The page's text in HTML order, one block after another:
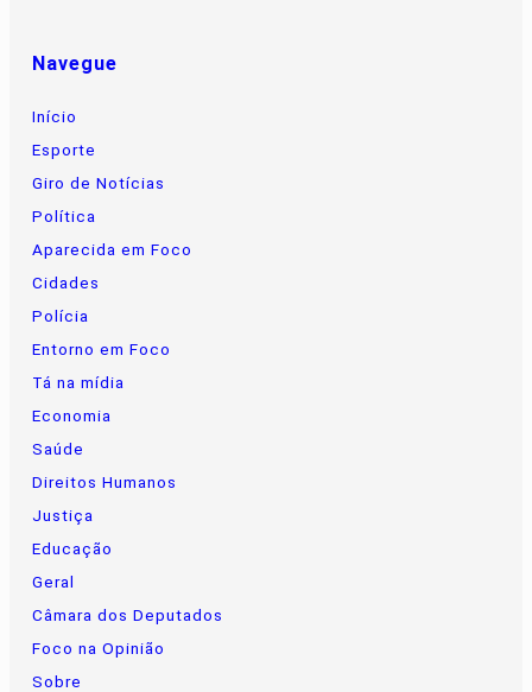
Navegue
Início
Esporte
Giro de Notícias
Política
Aparecida em Foco
Cidades
Polícia
Entorno em Foco
Tá na mídia
Economia
Saúde
Direitos Humanos
Justiça
Educação
Geral
Câmara dos Deputados
Foco na Opinião
Sobre